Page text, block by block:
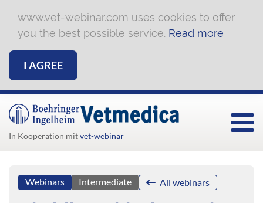
www.vet-webinar.com uses cookies to offer
you the best possible service. Read more
I AGREE
In Kooperation mitvet-webinar
Webinars Intermediate All webinars